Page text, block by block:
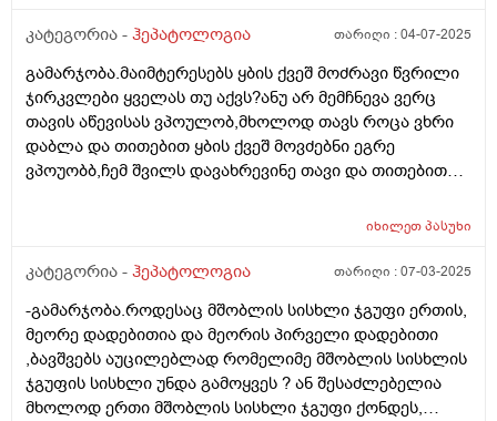
კატეგორია - ჰეპატოლოგია თარიღი :04-07-2025
გამარჯობა.მაიმტერესებს ყბის ქვეშ მოძრავი წვრილი
ჯირკვლები ყველას თუ აქვს?ანუ არ მემჩნევა ვერც
თავის აწევისას ვპოულობ,მხოლოდ თავს როცა ვხრი
დაბლა და თითებით ყბის ქვეშ მოვძებნი ეგრე
ვპოუობბ,ჩემ შვილს დავახრევინე თავი და თითებით
მაინტერესებს.ადრე ცოტა მტკიოდა და მაგან მიიქცია
დახტიან.ისე ხშირად კი ვცივდები
იხილეთპასუხი
კატეგორია - ჰეპატოლოგია თარიღი :07-03-2025
-გამარჯობა.როდესაც მშობლის სისხლი ჯგუფი ერთის,
მეორე დადებითია და მეორის პირველი დადებითი
,ბავშვებს აუცილებლად რომელიმე მშობლის სისხლის
ჯგუფის სისხლი უნდა გამოყვეს ? ან შესაძლებელია
მხოლოდ ერთი მშობლის სისხლი ჯგუფი ქონდეს,